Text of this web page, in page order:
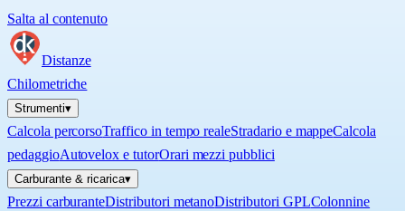
Salta al contenuto
Distanze
Chilometriche
Strumenti▾
Calcola percorsoTraffico in tempo realeStradario e mappeCalcola
pedaggioAutovelox e tutorOrari mezzi pubblici
Carburante & ricarica▾
Prezzi carburanteDistributori metanoDistributori GPLColonnine